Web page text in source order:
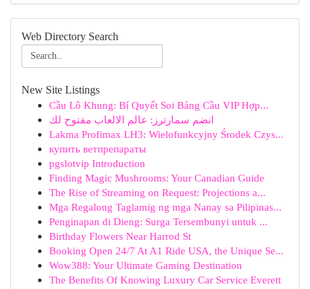
Web Directory Search
New Site Listings
Cầu Lô Khung: Bí Quyết Soi Bảng Cầu VIP Hợp...
انضم سمارترز: عالم الالعاب مفتوح لك
Lakma Profimax LH3: Wielofunkcyjny Środek Czys...
купить ветпрепараты
pgslotvip Introduction
Finding Magic Mushrooms: Your Canadian Guide
The Rise of Streaming on Request: Projections a...
Mga Regalong Taglamig ng mga Nanay sa Pilipinas...
Penginapan di Dieng: Surga Tersembunyi untuk ...
Birthday Flowers Near Harrod St
Booking Open 24/7 At A1 Ride USA, the Unique Se...
Wow388: Your Ultimate Gaming Destination
The Benefits Of Knowing Luxury Car Service Everett